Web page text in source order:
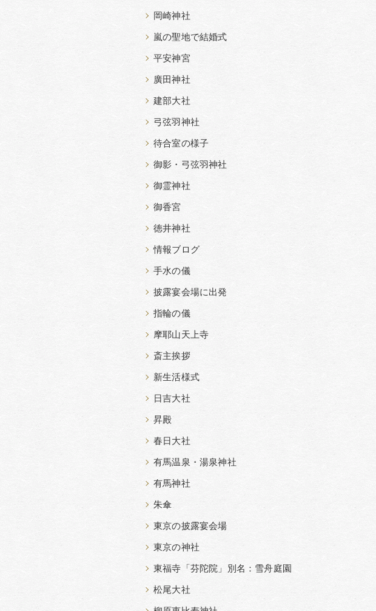
岡崎神社
嵐の聖地で結婚式
平安神宮
廣田神社
建部大社
弓弦羽神社
待合室の様子
御影・弓弦羽神社
御霊神社
御香宮
徳井神社
情報ブログ
手水の儀
披露宴会場に出発
指輪の儀
摩耶山天上寺
斎主挨拶
新生活様式
日吉大社
昇殿
春日大社
有馬温泉・湯泉神社
有馬神社
朱傘
東京の披露宴会場
東京の神社
東福寺「芬陀院」別名：雪舟庭園
松尾大社